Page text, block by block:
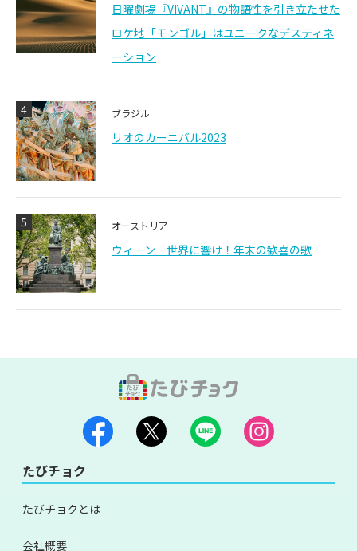
日曜劇場『VIVANT』の物語性を引き立たせた
ロケ地「モンゴル」はユニークなデスティネ
ーション
4 ブラジル
リオのカーニバル2023
5 オーストリア
ウィーン 世界に響け！年末の歓喜の歌
たびチョク
たびチョクとは
会社概要